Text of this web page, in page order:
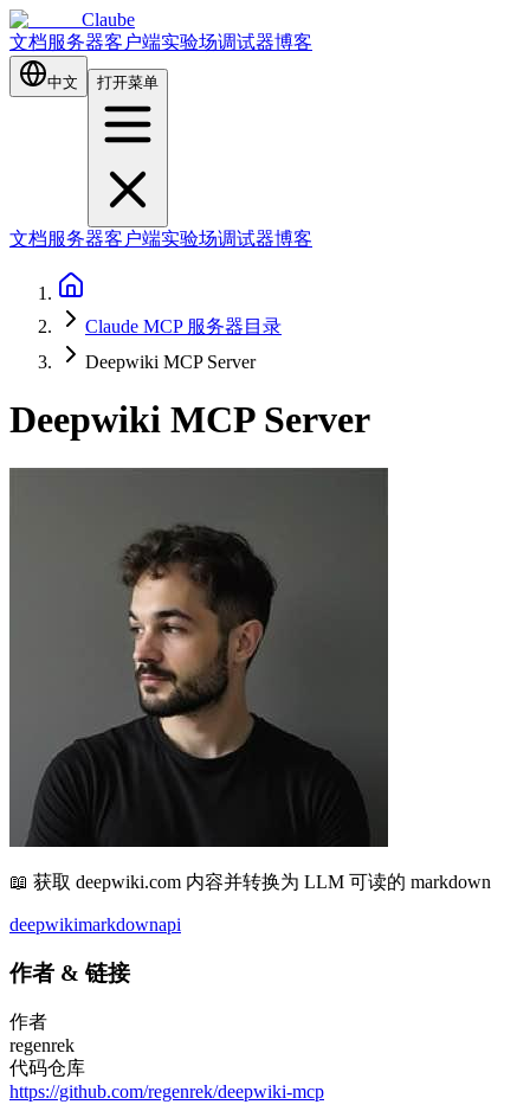
Claube
文档服务器客户端实验场调试器博客
中文 打开菜单
文档服务器客户端实验场调试器博客
Claude MCP 服务器目录
Deepwiki MCP Server
Deepwiki MCP Server
📖 获取 deepwiki.com 内容并转换为 LLM 可读的 markdown
deepwikimarkdownapi
作者 &链接
作者
regenrek
代码仓库
https://github.com/regenrek/deepwiki-mcp